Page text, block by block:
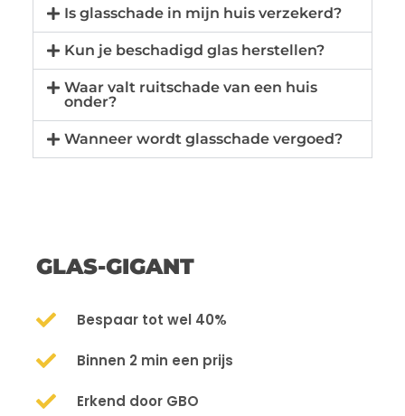
Is glasschade in mijn huis verzekerd?
Kun je beschadigd glas herstellen?
Waar valt ruitschade van een huis
onder?
Wanneer wordt glasschade vergoed?
GLAS-GIGANT
Bespaar tot wel 40%
Binnen 2 min een prijs
Erkend door GBO